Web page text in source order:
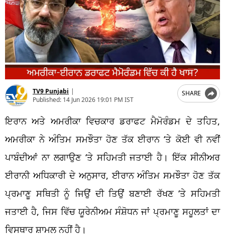
TV9 Punjabi |
Published: 14 Jun 2026 19:01 PM IST
SHARE
ਇਰਾਨ ਅਤੇ ਅਮਰੀਕਾ ਵਿਚਕਾਰ ਡਰਾਫਟ ਮੈਮੋਰੰਡਮ ਦੇ ਤਹਿਤ,
ਅਮਰੀਕਾ ਨੇ ਅੰਤਿਮ ਸਮਝੌਤਾ ਹੋਣ ਤੱਕ ਈਰਾਨ ‘ਤੇ ਕੋਈ ਵੀ ਨਵੀਂ
ਪਾਬੰਦੀਆਂ ਨਾ ਲਗਾਉਣ ‘ਤੇ ਸਹਿਮਤੀ ਜਤਾਈ ਹੈ। ਇੱਕ ਸੀਨੀਅਰ
ਈਰਾਨੀ ਅਧਿਕਾਰੀ ਦੇ ਅਨੁਸਾਰ, ਈਰਾਨ ਅੰਤਿਮ ਸਮਝੌਤਾ ਹੋਣ ਤੱਕ
ਪ੍ਰਮਾਣੂ ਸਥਿਤੀ ਨੂੰ ਜਿਉਂ ਦੀ ਤਿਉਂ ਬਣਾਈ ਰੱਖਣ ‘ਤੇ ਸਹਿਮਤੀ
ਜਤਾਈ ਹੈ, ਜਿਸ ਵਿੱਚ ਯੂਰੇਨੀਅਮ ਸੰਸ਼ੋਧਨ ਜਾਂ ਪ੍ਰਮਾਣੂ ਸਹੂਲਤਾਂ ਦਾ
ਵਿਸਥਾਰ ਸ਼ਾਮਲ ਨਹੀਂ ਹੈ।